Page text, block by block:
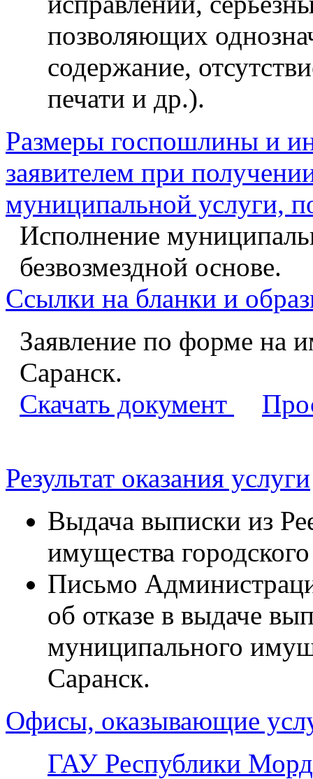
позволяющих
содержание,
печати и др.).
Размеры госпошлины и
заявителем при
муниципальной услуги,
Исполнение
безвозмездной основе.
Ссылки на бланки и
Заявление по форме на
Саранск.
Скачать документ
Результат оказания услуги
Выдача выписки из
имущества
Письмо
об отказе в выдаче
муниципального
Саранск.
Офисы, оказывающие
ГАУ Республики